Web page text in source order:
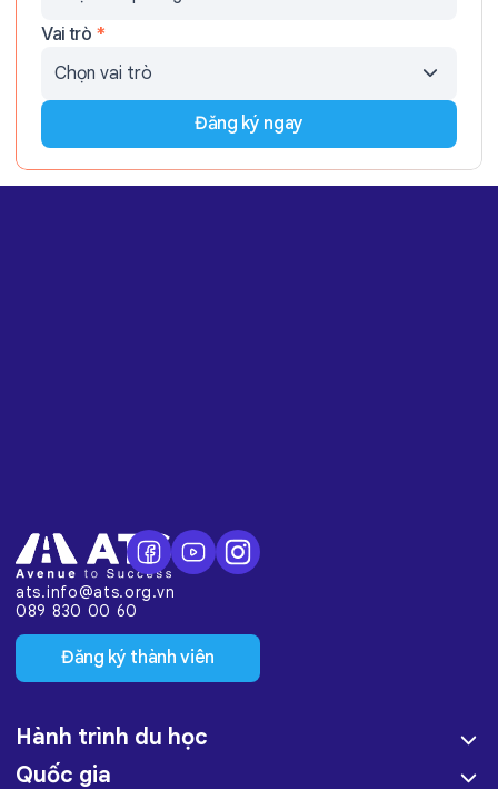
Vai trò *
Đăng ký ngay
ats.info@ats.org.vn
089 830 00 60
Đăng ký thành viên
Hành trình du học
Quốc gia